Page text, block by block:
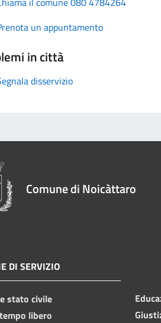
un appuntamento
in città
disservizio
Comune di Noicàttaro
DI SERVIZIO
stato civile
libero